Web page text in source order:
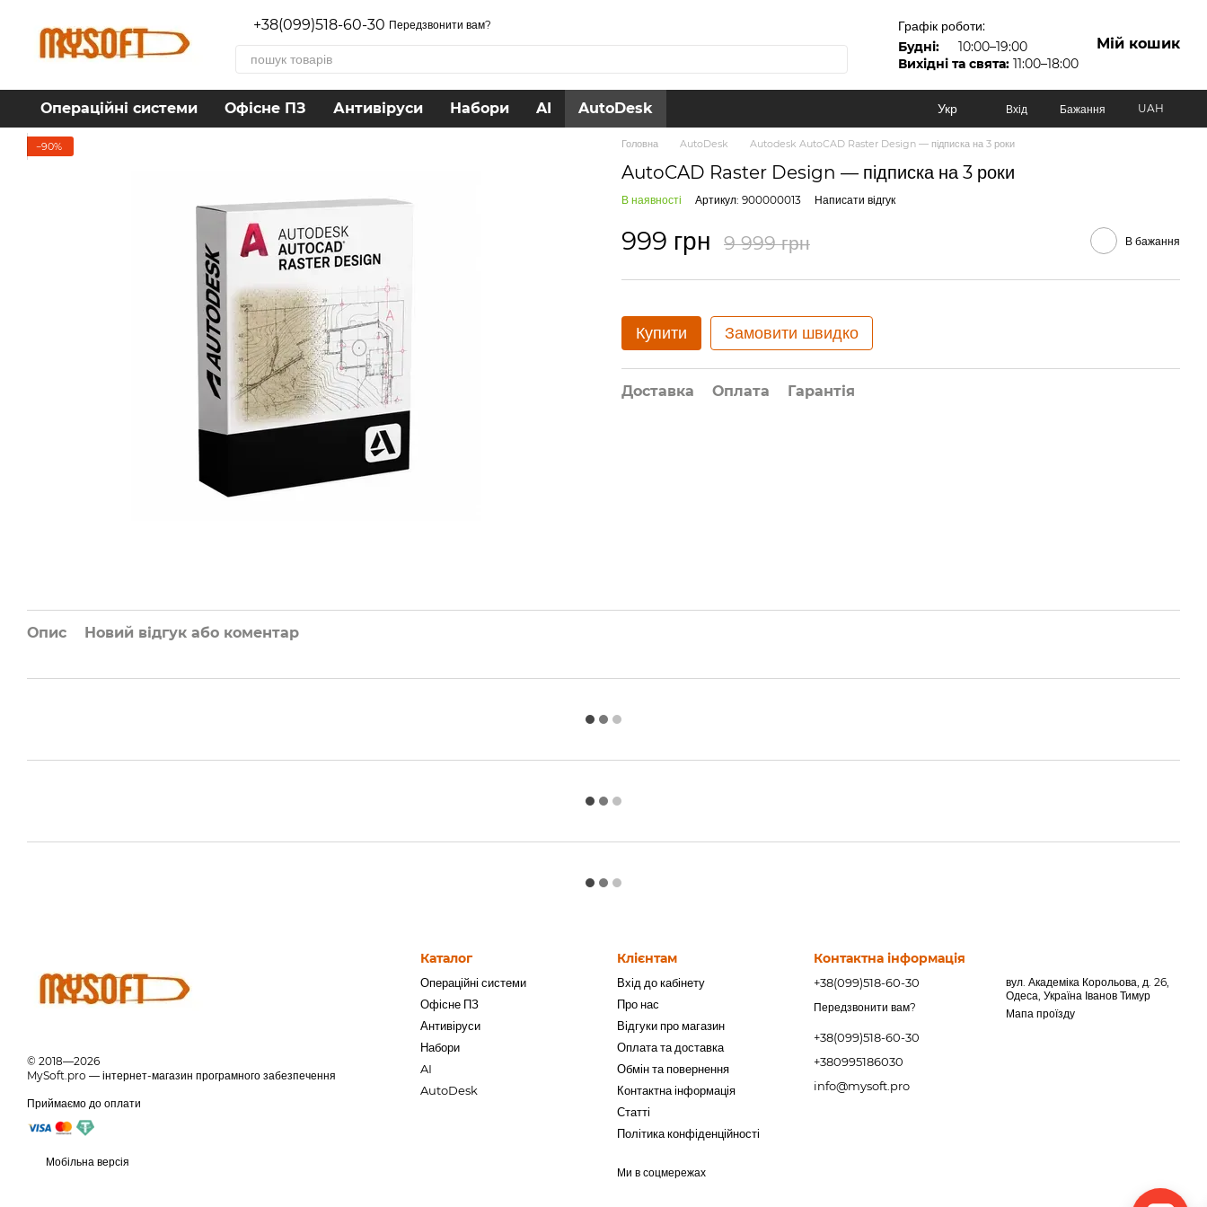
+38(099)518-60-30 Передзвонити вам?
Графік роботи:
Будні:
10:00–19:00
Вихідні та свята: 11:00–18:00
Мій кошик
Операційні системи Офісне ПЗ Антивіруси Набори AI AutoDesk Укр Вхід Бажання UAH
−90% Головна AutoDesk Autodesk AutoCAD Raster Design — підписка на 3 роки
AutoCAD Raster Design — підписка на 3 роки
В наявності Артикул: 900000013 Написати відгук
999 грн 9 999 грн В бажання
Купити Замовити швидко
Доставка Оплата Гарантія
Опис Новий відгук або коментар
© 2018—2026
MySoft.pro — інтернет-магазин програмного забезпечення
Приймаємо до оплати
Мобільна версія
Каталог
Операційні системи
Офісне ПЗ
Антивіруси
Набори
AI
AutoDesk
Клієнтам
Вхід до кабінету
Про нас
Відгуки про магазин
Оплата та доставка
Обмін та повернення
Контактна інформація
Статті
Політика конфіденційності
Ми в соцмережах
Контактна інформація
+38(099)518-60-30
Передзвонити вам?
+38(099)518-60-30
+380995186030
info@mysoft.pro
вул. Академіка Корольова, д. 26,
Одеса, Україна Іванов Тимур
Мапа проїзду